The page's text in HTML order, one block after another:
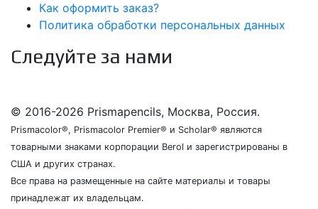
Как оформить заказ?
Политика обработки персональных данных
Следуйте за нами
© 2016-2026 Prismapencils, Москва, Россия.
Prismacolor®, Prismacolor Premier® и Scholar® являются
товарными знаками корпорации Berol и зарегистрированы в
США и других странах.
Все права на размещенные на сайте материалы и товары
принадлежат их владельцам.